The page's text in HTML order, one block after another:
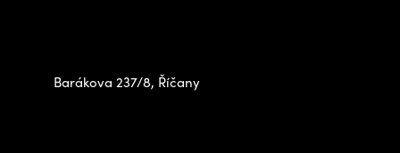
Barákova 237/8, Říčany